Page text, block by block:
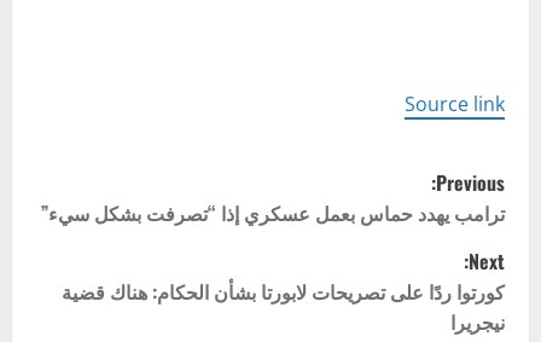
Source link
P
o
s
t
Previous:
ترامب يهدد حماس بعمل عسكري إذا “تصرفت بشكل سيء”
Next:
كورتوا ردًا على تصريحات لابورتا بشأن الحكام: هناك قضية
نيجريرا